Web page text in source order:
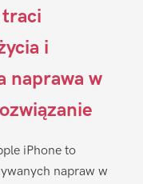
i
naprawa w
iPhone to
napraw w